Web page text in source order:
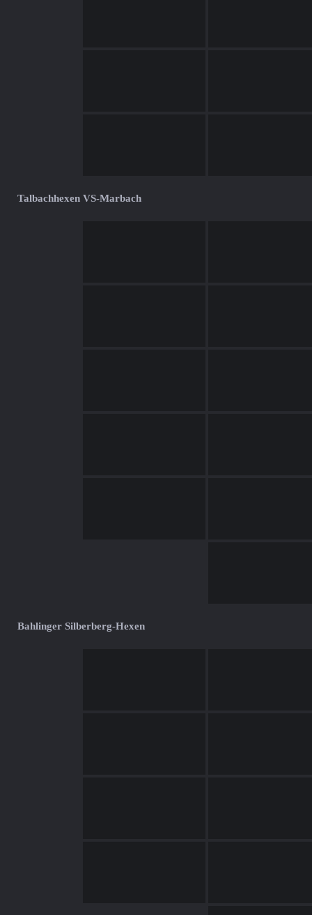
Talbachhexen VS-Marbach
Bahlinger Silberberg-Hexen